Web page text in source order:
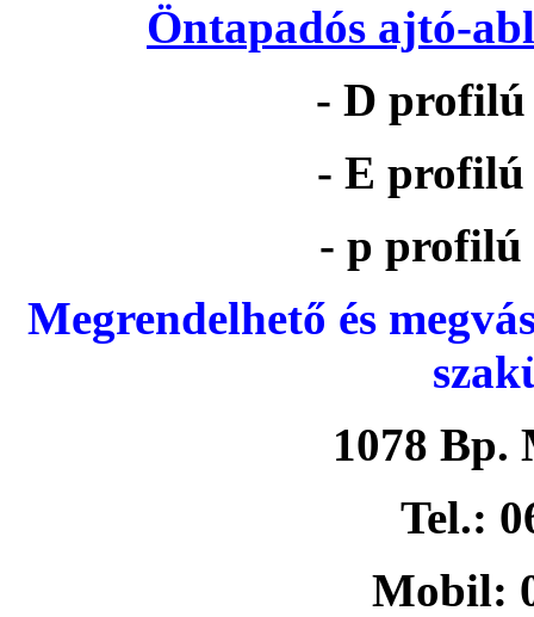
Öntapadós ajtó-
- D profilú
- E profilú
- p profilú
Megrendelhető és
1078 Bp.
Tel.:
Mobil: